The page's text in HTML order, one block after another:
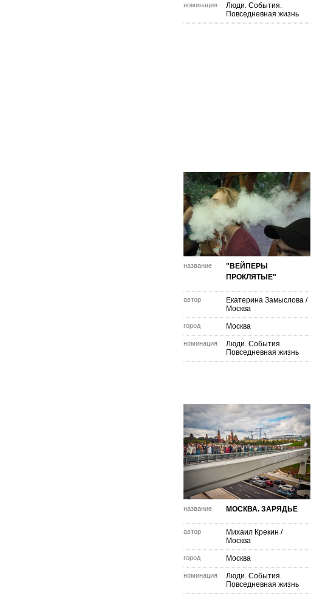
номинация
Люди. События.
Повседневная жизнь
название
"ВЕЙПЕРЫ
ПРОКЛЯТЫЕ"
автор Екатерина Замыслова /
Москва
город Москва
номинация
Люди. События.
Повседневная жизнь
название МОСКВА. ЗАРЯДЬЕ
автор Михаил Крекин /
Москва
город Москва
номинация
Люди. События.
Повседневная жизнь